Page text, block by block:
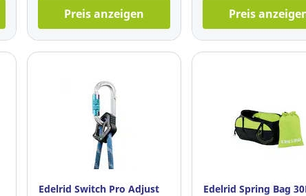
Preis anzeigen Preis
Edelrid Switch Pro Adjust
Edelrid Spring Bag